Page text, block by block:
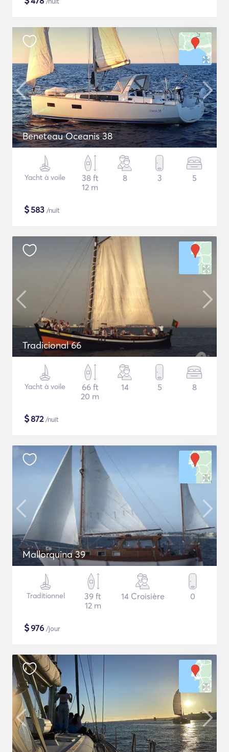
Beneteau Oceanis 38
Yacht à voile
38 ft
12 m
8 3 5
$583 /nuit
Tradicional 66
Yacht à voile
66 ft
20 m
14 5 8
$872/nuit
Mallorquina 39
Traditionnel
39 ft
12 m
14 Croisière 0
$976 /jour